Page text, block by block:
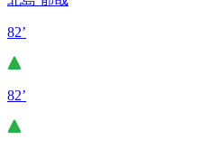
82’
82’